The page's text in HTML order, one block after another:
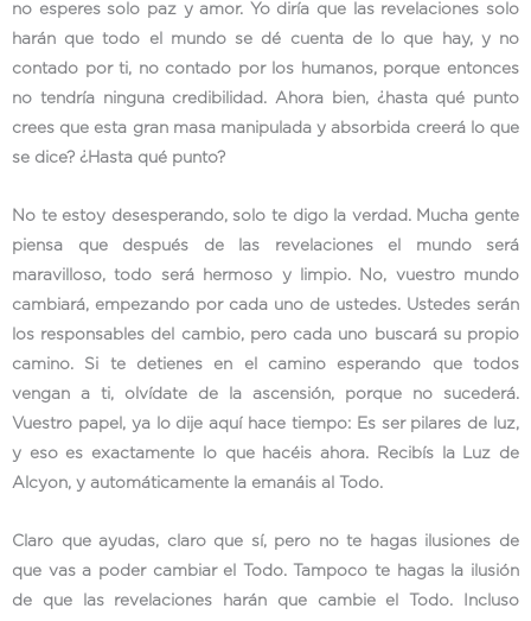
no esperes solo paz y amor. Yo diría que las revelaciones solo
harán que todo el mundo se dé cuenta de lo que hay, y no
contado por ti, no contado por los humanos, porque entonces
no tendría ninguna credibilidad. Ahora bien, ¿hasta qué punto
crees que esta gran masa manipulada y absorbida creerá lo que
se dice? ¿Hasta qué punto?
No te estoy desesperando, solo te digo la verdad. Mucha gente
piensa que después de las revelaciones el mundo será
maravilloso, todo será hermoso y limpio. No, vuestro mundo
cambiará, empezando por cada uno de ustedes. Ustedes serán
los responsables del cambio, pero cada uno buscará su propio
camino. Si te detienes en el camino esperando que todos
vengan a ti, olvídate de la ascensión, porque no sucederá.
Vuestro papel, ya lo dije aquí hace tiempo: Es ser pilares de luz,
y eso es exactamente lo que hacéis ahora. Recibís la Luz de
Alcyon, y automáticamente la emanáis al Todo.
Claro que ayudas, claro que sí, pero no te hagas ilusiones de
que vas a poder cambiar el Todo. Tampoco te hagas la ilusión
de que las revelaciones harán que cambie el Todo. Incluso